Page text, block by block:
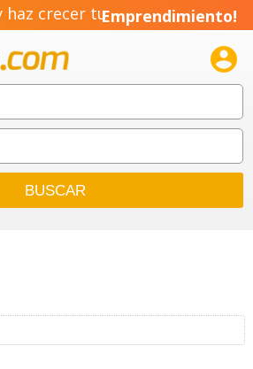
haz crecer tuEmprendimiento!
